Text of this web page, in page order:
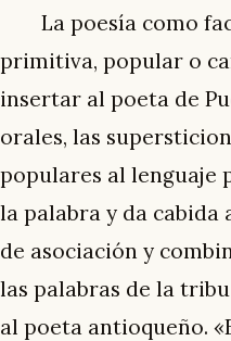
La poesía como
primitiva, popular o
insertar al poeta de
orales, las
populares al lenguaje
la palabra y da
de asociación y
las palabras de la
al poeta antioqueño.